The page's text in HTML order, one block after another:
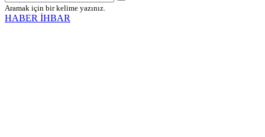
Aramak için bir kelime yazınız.
HABER İHBAR